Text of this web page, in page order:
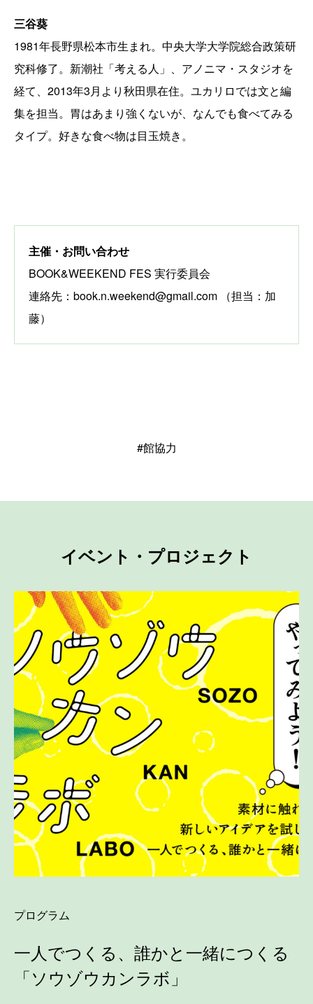
三谷葵
1981年長野県松本市生まれ。中央大学大学院総合政策研
究科修了。新潮社「考える人」、アノニマ・スタジオを
経て、2013年3月より秋田県在住。ユカリロでは文と編
集を担当。胃はあまり強くないが、なんでも食べてみる
タイプ。好きな食べ物は目玉焼き。
主催・お問い合わせ
BOOK&WEEKEND FES 実行委員会
連絡先：book.n.weekend@gmail.com （担当：加
藤）
#館協力
イベント・プロジェクト
プログラム
一人でつくる、誰かと一緒につくる
「ソウゾウカンラボ」